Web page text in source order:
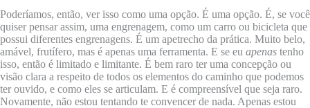
Poderíamos, então, ver isso como uma opção. É uma opção. É, se você
quiser pensar assim, uma engrenagem, como um carro ou bicicleta que
possui diferentes engrenagens. É um apetrecho da prática. Muito belo,
amável, frutífero, mas é apenas uma ferramenta. E se eu apenas tenho
isso, então é limitado e limitante. É bem raro ter uma concepção ou
visão clara a respeito de todos os elementos do caminho que podemos
ter ouvido, e como eles se articulam. E é compreensível que seja raro.
Novamente, não estou tentando te convencer de nada. Apenas estou